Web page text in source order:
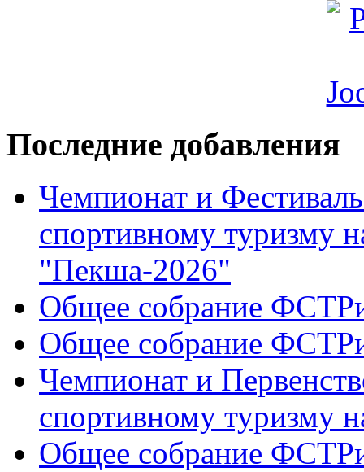
Последние добавления
Чемпионат и
спортивному туризму
"Пекша-2026"
Общее собрание
Общее собрание
Чемпионат и
спортивному туризму
Общее собрание